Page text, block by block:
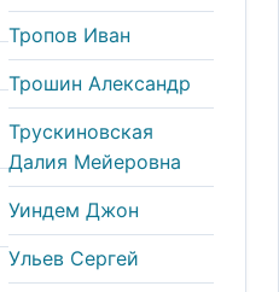
Тропов Иван
Трошин Александр
Трускиновская
Далия Мейеровна
Уиндем Джон
Ульев Сергей